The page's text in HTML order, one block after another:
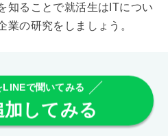
知ることで就活生はITについ
業の研究をしましょう。
LINEで聞いてみる
してみる